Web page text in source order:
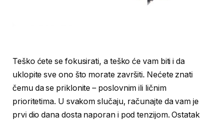
Teško ćete se fokusirati, a teško će vam biti i da
uklopite sve ono što morate završiti. Nećete znati
čemu da se priklonite – poslovnim ili ličnim
prioritetima. U svakom slučaju, računajte da vam je
prvi dio dana dosta naporan i pod tenzijom. Ostatak